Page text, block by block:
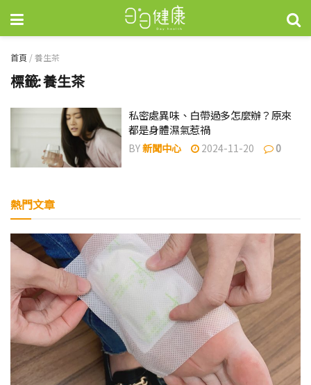
首頁 /養生茶
標籤:養生茶
私密處異味、白帶過多怎麼辦？原來
都是身體濕氣惹禍
BY新聞中心 2024-11-20 0
熱門文章